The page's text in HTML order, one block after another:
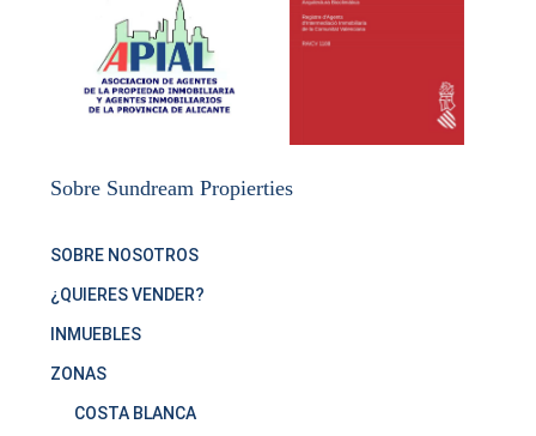
Sobre Sundream Propierties
SOBRE NOSOTROS
¿QUIERES VENDER?
INMUEBLES
ZONAS
COSTA BLANCA